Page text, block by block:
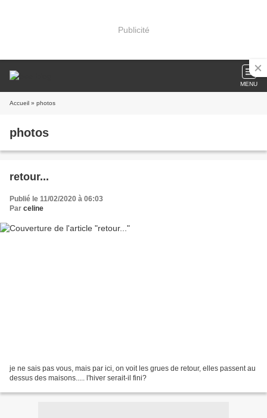
Publicité
MENU
Accueil » photos
photos
retour...
Publié le 11/02/2020 à 06:03
Par celine
je ne sais pas vous, mais par ici, on voit les grues de retour, elles passent au
dessus des maisons..... l'hiver serait-il fini?